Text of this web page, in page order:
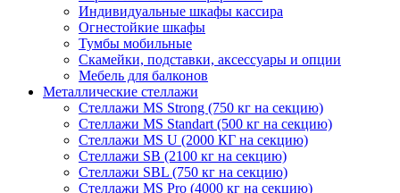
Индивидуальные шкафы кассира
Огнестойкие шкафы
Тумбы мобильные
Скамейки, подставки, аксессуары и опции
Мебель для балконов
Металлические стеллажи
Стеллажи MS Strong (750 кг на секцию)
Стеллажи MS Standart (500 кг на секцию)
Стеллажи MS U (2000 КГ на секцию)
Стеллажи SB (2100 кг на секцию)
Стеллажи SBL (750 кг на секцию)
Стеллажи MS Pro (4000 кг на секцию)